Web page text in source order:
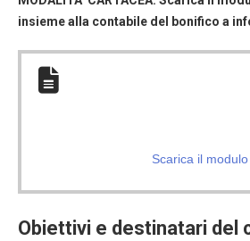
insieme alla contabile del bonifico a
Scarica il modulo
Obiettivi e destinatari del